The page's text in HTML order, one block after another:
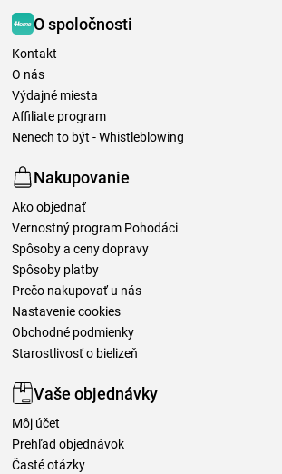
O spoločnosti
Kontakt
O nás
Výdajné miesta
Affiliate program
Nenech to být - Whistleblowing
Nakupovanie
Ako objednať
Vernostný program Pohodáci
Spôsoby a ceny dopravy
Spôsoby platby
Prečo nakupovať u nás
Nastavenie cookies
Obchodné podmienky
Starostlivosť o bielizeň
Vaše objednávky
Môj účet
Prehľad objednávok
Časté otázky